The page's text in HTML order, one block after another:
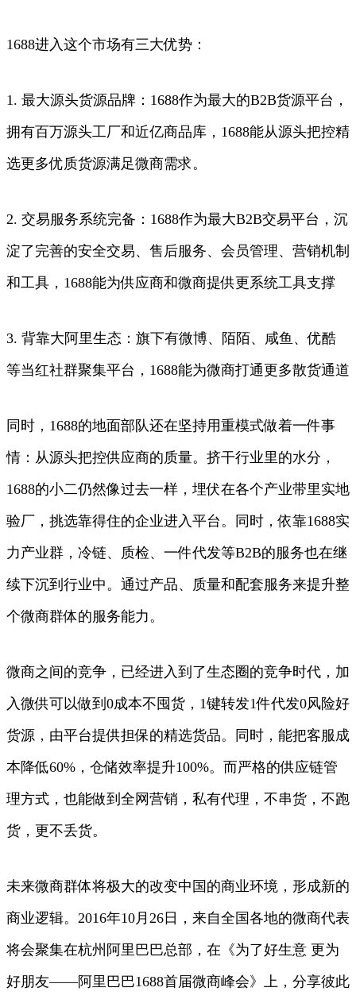
1688进入这个市场有三大优势：
1. 最大源头货源品牌：1688作为最大的B2B货源平台，
拥有百万源头工厂和近亿商品库，1688能从源头把控精
选更多优质货源满足微商需求。
2. 交易服务系统完备：1688作为最大B2B交易平台，沉
淀了完善的安全交易、售后服务、会员管理、营销机制
和工具，1688能为供应商和微商提供更系统工具支撑
3. 背靠大阿里生态：旗下有微博、陌陌、咸鱼、优酷
等当红社群聚集平台，1688能为微商打通更多散货通道
同时，1688的地面部队还在坚持用重模式做着一件事
情：从源头把控供应商的质量。挤干行业里的水分，
1688的小二仍然像过去一样，埋伏在各个产业带里实地
验厂，挑选靠得住的企业进入平台。同时，依靠1688实
力产业群，冷链、质检、一件代发等B2B的服务也在继
续下沉到行业中。通过产品、质量和配套服务来提升整
个微商群体的服务能力。
微商之间的竞争，已经进入到了生态圈的竞争时代，加
入微供可以做到0成本不囤货，1键转发1件代发0风险好
货源，由平台提供担保的精选货品。同时，能把客服成
本降低60%，仓储效率提升100%。而严格的供应链管
理方式，也能做到全网营销，私有代理，不串货，不跑
货，更不丢货。
未来微商群体将极大的改变中国的商业环境，形成新的
商业逻辑。2016年10月26日，来自全国各地的微商代表
将会聚集在杭州阿里巴巴总部，在《为了好生意 更为
好朋友——阿里巴巴1688首届微商峰会》上，分享彼此